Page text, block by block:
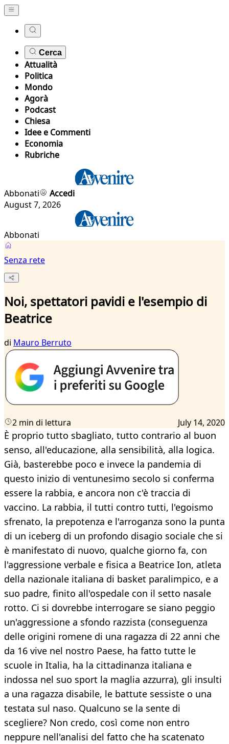
Cerca
Attualità
Politica
Mondo
Agorà
Podcast
Chiesa
Idee e Commenti
Economia
Rubriche
Abbonati
Accedi
August 7, 2026
Abbonati
Senza rete
Noi, spettatori pavidi e l'esempio di
Beatrice
di Mauro Berruto
2 min di lettura July 14, 2020
È proprio tutto sbagliato, tutto contrario al buon
senso, all'educazione, alla sensibilità, alla logica.
Già, basterebbe poco e invece la pandemia di
questo inizio di ventunesimo secolo si conferma
essere la rabbia, e ancora non c'è traccia di
vaccino. La rabbia, il tutti contro tutti, l'egoismo
sfrenato, la prepotenza e l'arroganza sono la punta
di un iceberg di un profondo disagio sociale che si
è manifestato di nuovo, qualche giorno fa, con
l'aggressione verbale e fisica a Beatrice Ion, atleta
della nazionale italiana di basket paralimpico, e a
suo padre, finito all'ospedale con il setto nasale
rotto. Ci si dovrebbe interrogare se siano peggio
un'aggressione a sfondo razzista (conseguenza
delle origini romene di una ragazza di 22 anni che
da 16 vive nel nostro Paese, ha fatto tutte le
scuole in Italia, ha la cittadinanza italiana e
indossa nel suo sport la maglia azzurra), gli insulti
a una ragazza disabile, le battute sessiste o una
testata sul naso. Qualcuno se la sente di
scegliere? Non credo, così come non entro
neppure nell'analisi del fatto che ha scatenato